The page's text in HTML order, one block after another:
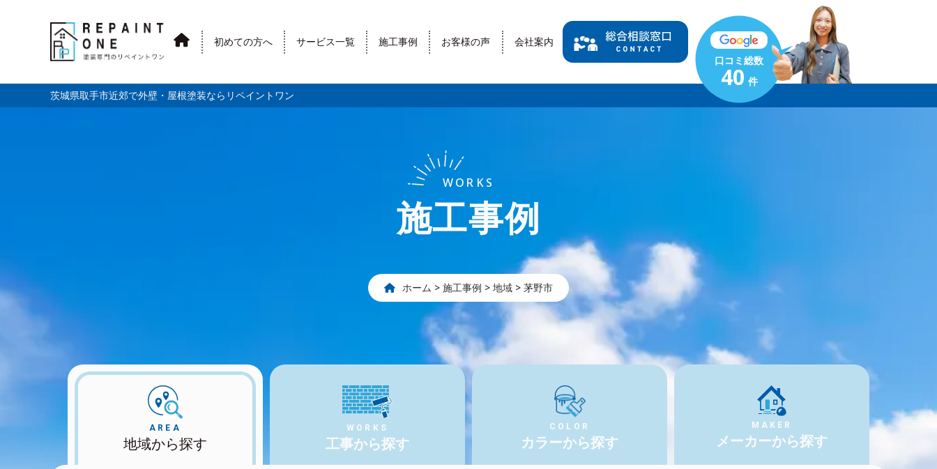
初めての方へ サービス一覧 施工事例 お客様の声 会社案内
口コミ総数
40 件
茨城県取手市近郊で外壁・屋根塗装ならリペイントワン
WORKS
施工事例
ホーム > 施工事例 > 地域 > 茅野市
AREA
地域から探す
WORKS
工事から探す
COLOR
カラーから探す
MAKER
メーカーから探す